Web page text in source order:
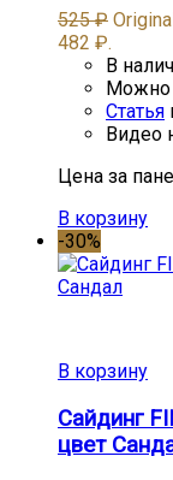
525₽
482 ₽.
В
Можно
Статья
Видео
Цена за
В корзину
-30%
В корзину
Сайдинг
цвет